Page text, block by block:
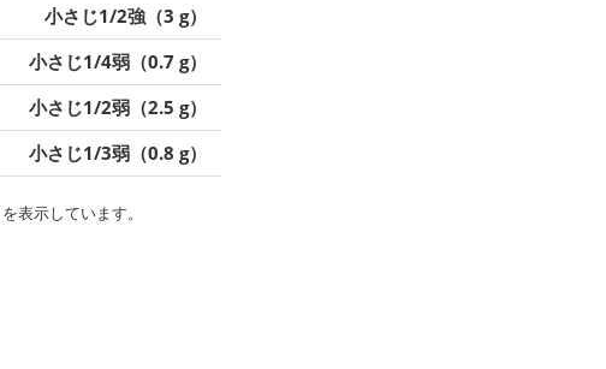
小さじ1/2強（3 g）
小さじ1/4弱（0.7 g）
小さじ1/2弱（2.5 g）
小さじ1/3弱（0.8 g）
表示しています。